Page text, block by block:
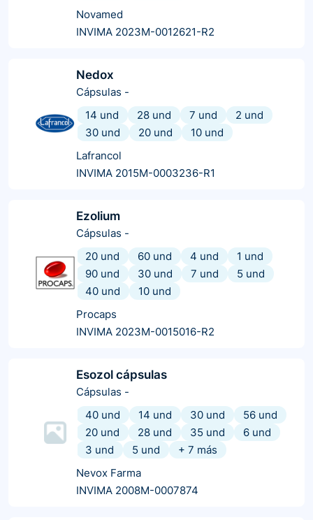
Novamed
INVIMA 2023M-0012621-R2
Nedox
Cápsulas -
14 und
28 und 7 und
2 und
30 und
20 und
10 und
Lafrancol
INVIMA 2015M-0003236-R1
Ezolium
Cápsulas -
20 und
60 und 4 und
1 und
90 und
30 und 7 und
5 und
40 und
10 und
Procaps
INVIMA 2023M-0015016-R2
Esozol cápsulas
Cápsulas -
40 und
14 und 30 und
56 und
20 und
28 und 35 und
6 und
3 und
5 und + 7 más
Nevox Farma
INVIMA 2008M-0007874